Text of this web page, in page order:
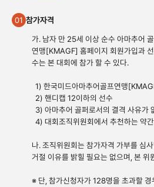
01 참가자격
가. 남자 만 25세 이상 순수 아마추어
연맹[KMAGF] 홈페이지 회원가입과
수는 본 대회에 참가 할 수 있다.
1) 한국미드아마추어골프연맹
2) 핸디캡 12이하의 선수
3) 아마추어 골퍼로서의 결격 사유가
4) 대회조직위원회에서 추천하는 약
나. 조직위원회는 참가자격 가부를 심
거절 이유를 밝힐 필요는 없으며, 본 위
※ 단, 참가신청자가 128명을 초과할